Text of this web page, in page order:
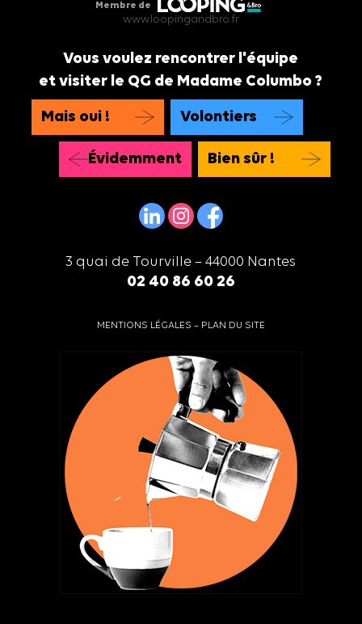
Membre de
www.loopingandbro.fr
Vous voulez rencontrer l'équipe
et visiter le QG de Madame Columbo ?
Mais oui ! Volontiers
Évidemment Bien sûr !
3 quai de Tourville – 44000 Nantes
02 40 86 60 26
MENTIONS LÉGALES – PLAN DU SITE